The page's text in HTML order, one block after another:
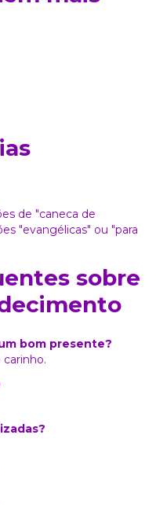
de "caneca de
"evangélicas" ou "para
sobre
bom presente?